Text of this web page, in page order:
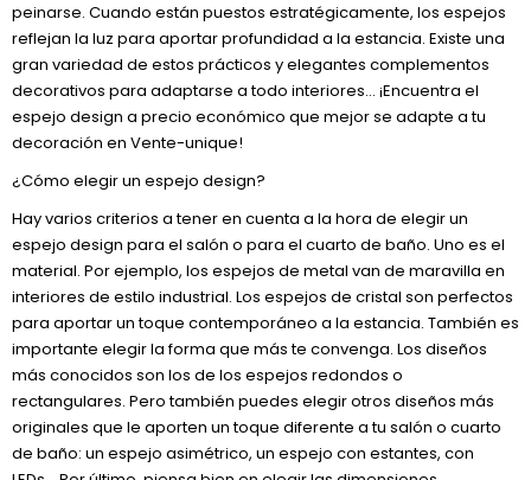
peinarse. Cuando están puestos estratégicamente, los espejos
reflejan la luz para aportar profundidad a la estancia. Existe una
gran variedad de estos prácticos y elegantes complementos
decorativos para adaptarse a todo interiores… ¡Encuentra el
espejo design a precio económico que mejor se adapte a tu
decoración en Vente-unique!
¿Cómo elegir un espejo design?
Hay varios criterios a tener en cuenta a la hora de elegir un
espejo design para el salón o para el cuarto de baño. Uno es el
material. Por ejemplo, los espejos de metal van de maravilla en
interiores de estilo industrial. Los espejos de cristal son perfectos
para aportar un toque contemporáneo a la estancia. También es
importante elegir la forma que más te convenga. Los diseños
más conocidos son los de los espejos redondos o
rectangulares. Pero también puedes elegir otros diseños más
originales que le aporten un toque diferente a tu salón o cuarto
de baño: un espejo asimétrico, un espejo con estantes, con